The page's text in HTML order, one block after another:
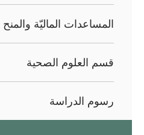
المساعدات الماليّة والمنح
قسم العلوم الصحية
رسوم الدراسة